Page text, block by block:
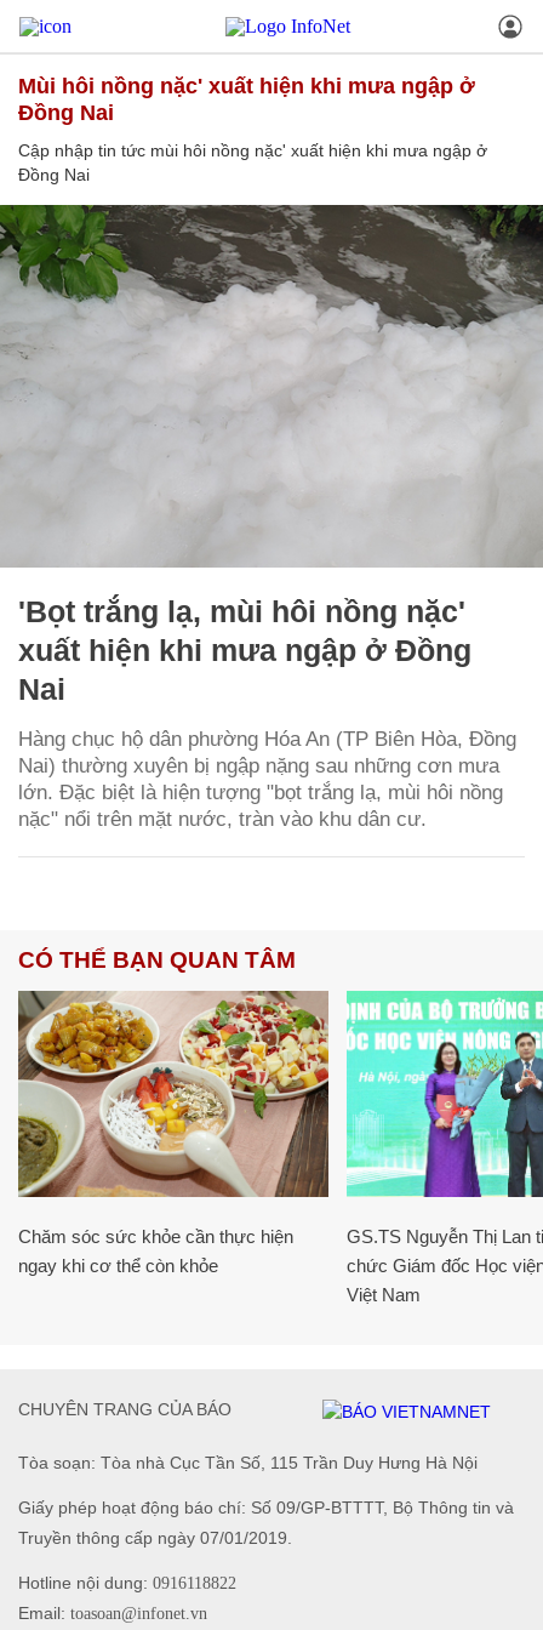
mùi hôi nồng nặc' xuất hiện khi mưa ngập ở
Đồng Nai
Cập nhập tin tức mùi hôi nồng nặc' xuất hiện khi mưa ngập ở
Đồng Nai
'Bọt trắng lạ, mùi hôi nồng nặc'
xuất hiện khi mưa ngập ở Đồng
Nai
Hàng chục hộ dân phường Hóa An (TP Biên Hòa, Đồng
Nai) thường xuyên bị ngập nặng sau những cơn mưa
lớn. Đặc biệt là hiện tượng "bọt trắng lạ, mùi hôi nồng
nặc" nổi trên mặt nước, tràn vào khu dân cư.
CÓ THỂ BẠN QUAN TÂM
Chăm sóc sức khỏe cần thực hiện
ngay khi cơ thể còn khỏe
GS.TS Nguyễn Thị Lan
chức Giám đốc Học
Việt Nam
Tòa soạn: Tòa nhà Cục Tần Số, 115 Trần Duy Hưng Hà Nội
Giấy phép hoạt động báo chí: Số 09/GP-BTTTT, Bộ Thông tin và
Truyền thông cấp ngày 07/01/2019.
Hotline nội dung: 0916118822
Email: toasoan@infonet.vn
CHUYÊN TRANG CỦA BÁO